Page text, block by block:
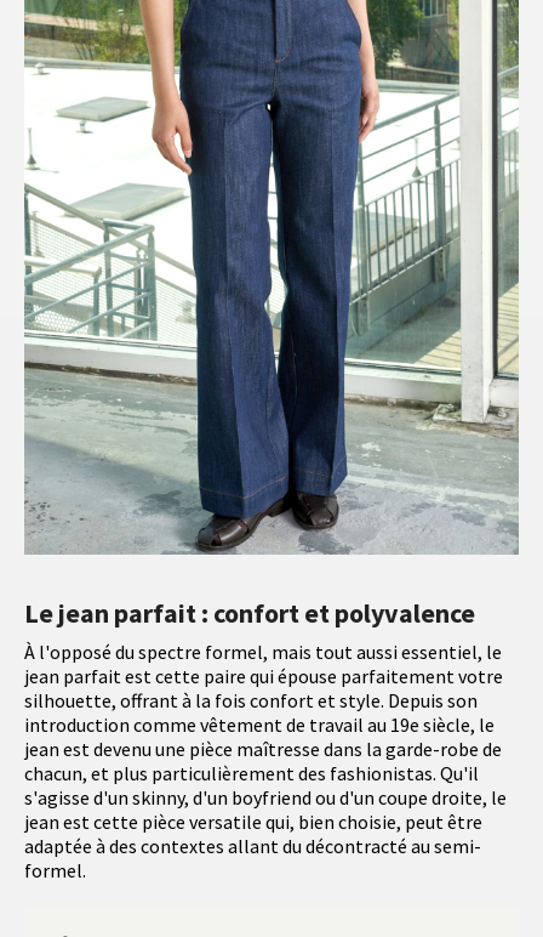
Le jean parfait : confort et polyvalence
À l'opposé du spectre formel, mais tout aussi essentiel, le
jean parfait est cette paire qui épouse parfaitement votre
silhouette, offrant à la fois confort et style. Depuis son
introduction comme vêtement de travail au 19e siècle, le
jean est devenu une pièce maîtresse dans la garde-robe de
chacun, et plus particulièrement des fashionistas. Qu'il
s'agisse d'un skinny, d'un boyfriend ou d'un coupe droite, le
jean est cette pièce versatile qui, bien choisie, peut être
adaptée à des contextes allant du décontracté au semi-
formel.